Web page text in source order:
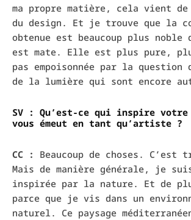
ma propre matière, cela vient de
du design. Et je trouve que la
obtenue est beaucoup plus noble
est mate. Elle est plus pure,
pas empoisonnée par la
de la lumière qui sont encore
SV : Qu’est-ce qui inspire
vous émeut en tant qu’artiste ?
CC :
Beaucoup de choses. C’est
Mais de manière générale, je
inspirée par la nature. Et de
parce que je vis dans un
naturel. Ce paysage